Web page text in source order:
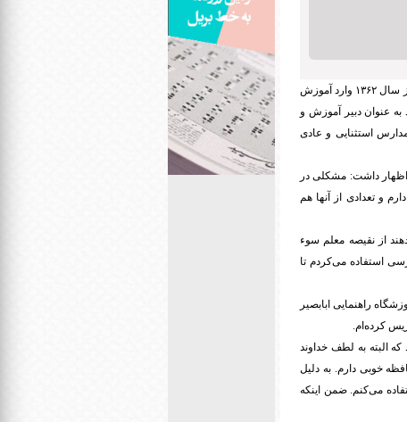
به نقل از سازمان آموزش و پرورش استثنایی، یدالله قربعلی‌زاده معلم نابینایی است که از سال ۱۳۶۲ وارد آموزش
عنوان دبیر آموزش و
استثنایی و عادی
اظهار داشت: مشکلی در
و تعدادی از آنها هم
از نقیصه معلم سوء
استفاده می‌کردم تا
راهنمایی ابابصیر
کرده‌ام.
البته به لطف خداوند
خوبی دارم. به دلیل
می‌کنم. ضمن اینکه